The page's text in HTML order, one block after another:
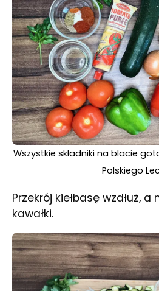
Wszystkie składniki na blacie
Polskiego
Przekrój kiełbasę wzdłuż,
kawałki.